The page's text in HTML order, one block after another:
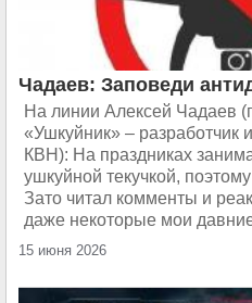
Чадаев: Заповеди
На линии Алексей Чадаев
«Ушкуйник» – разработчик
КВН): На праздниках
ушкуйной текучкой,
Зато читал комменты и
даже некоторые мои
15 июня 2026